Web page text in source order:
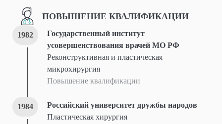
ПОВЫШЕНИЕ КВАЛИФИКАЦИИ
1982
Государственный институт
усовершенствования врачей МО РФ
Реконструктивная и пластическая
микрохирургия
Повышение квалификации
1984
Российский университет дружбы народов
Пластическая хирургия